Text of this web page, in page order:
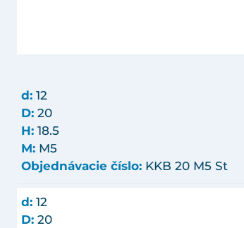
d: 12
D: 20
H: 18.5
M: M5
Objednávacie číslo: KKB 20 M5 St
d: 12
D: 20